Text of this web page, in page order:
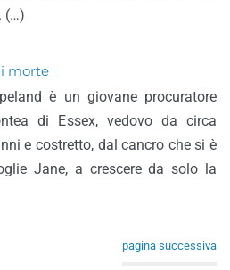
(…)
morte
è un giovane procuratore
di Essex, vedovo da circa
e costretto, dal cancro che si è
Jane, a crescere da solo la
pagina successiva